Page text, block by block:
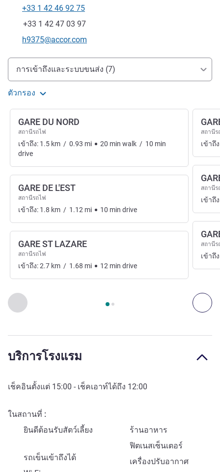
โทรศัพท์
+33 1 42 46 92 75
แฟกซ์
+33 1 42 47 03 97
อีเมลติดต่อ
h9375@accor.com
การเข้าถึงและการเดินทาง
การเข้าถึงและระบบขนส่ง (7)
ตัวกรอง
ก่อนหน้า - การเข้าถึงและระบบขนส่ง ถั
หน้า1 , การเข้าถึงและระบบขนส่ง 1 :, การเข้าถึงและระ
GARE DU NORD
สถานีรถไฟ
เข้าถึง: 1.5 km / 0.93 mi 20 min walk / 10 min
drive
GARE DE L'EST
สถานีรถไฟ
เข้าถึง: 1.8 km / 1.12 mi 10 min drive
GARE ST LAZARE
สถานีรถไฟ
เข้าถึง:2.7 km / 1.68 mi 12 min drive
สถานีร
เข้าถึ
สถานีร
เข้าถึ
สถานีร
เข้าถึ
บริการโรงแรม
เช็คอินตั้งแต่ 15:00 - เช็คเอาท์ได้ถึง 12:00
ในสถานที่
ยินดีต้อนรับสัตว์เลี้ยง
ร้านอาหาร
รถเข็นเข้าถึงได้
ฟิตเนสเซ็นเตอร์
เครื่องปรับอากาศ